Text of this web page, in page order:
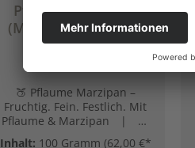
Pflaume Marzipan
(Milder Früchtetee -
Pflaume. Mandel.
🍑 Pflaume Marzipan –
Fruchtig. Fein. Festlich. Mit
Pflaume & Marzipan | 🌸
Zarte Rosenblüten | 🍏
Inhalt: 100 Gramm (62,00 €*